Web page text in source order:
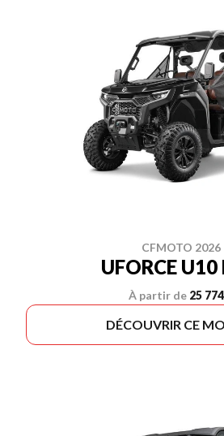
CFMOTO 2026
UFORCE U10
À partir de 25
DÉCOUVRIR CE